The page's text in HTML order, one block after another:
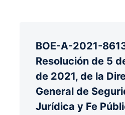
BOE-A-2021-
Resolución de 5
de 2021, de la
General de
Jurídica y Fe